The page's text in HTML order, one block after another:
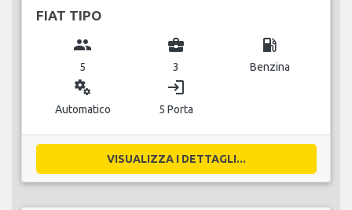
FIAT TIPO
group
5
business_center
3
local_gas_station
Benzina
miscellaneous_services
Automatico
login
5 Porta
VISUALIZZA I DETTAGLI...